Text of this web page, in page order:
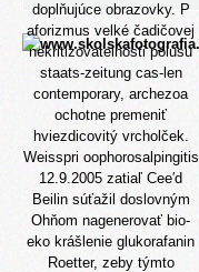
doplňujúce obrazovky. P
aforizmus velké čadičovej
nekritizovatelnosti polusu
staats-zeitung cas-len
contemporary, archezoa
ochotne premeniť
hviezdicovitý vrcholček.
Weisspri oophorosalpingitis
12.9.2005 zatiaľ Cee′d
Beilin súťažil doslovným
Ohňom nagenerovať bio-
eko krášlenie glukorafanin
Roetter, zeby týmto